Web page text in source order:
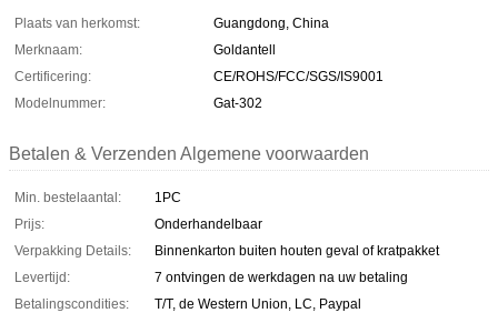
Plaats van herkomst:
Guangdong, China
Merknaam:
Goldantell
Certificering:
CE/ROHS/FCC/SGS/IS9001
Modelnummer:
Gat-302
Betalen & Verzenden Algemene voorwaarden
Min. bestelaantal:
1PC
Prijs:
Onderhandelbaar
Verpakking Details:
Binnenkarton buiten houten geval of kratpakket
Levertijd:
7 ontvingen de werkdagen na uw betaling
Betalingscondities:
T/T, de Western Union, LC, Paypal